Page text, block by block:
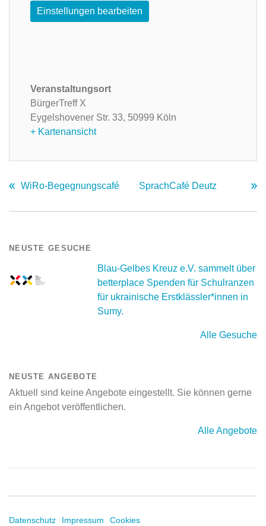
Einstellungen bearbeiten
Veranstaltungsort
BürgerTreff X
Eygelshovener Str. 33, 50999 Köln
+ Kartenansicht
WiRo-Begegnungscafé SprachCafé Deutz
NEUSTE GESUCHE
Blau-Gelbes Kreuz e.V. sammelt über
betterplace Spenden für Schulranzen
für ukrainische Erstklässler*innen in
Sumy.
Alle Gesuche
NEUSTE ANGEBOTE
Aktuell sind keine Angebote eingestellt. Sie können gerne
ein Angebot veröffentlichen.
Alle Angebote
Datenschutz Impressum Cookies